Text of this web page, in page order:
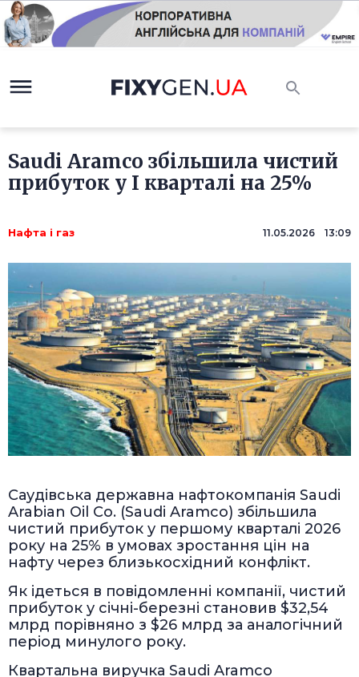
Saudi Aramco збільшила чистий
прибуток у I кварталі на 25%
Нафта і газ 11.05.2026 13:09
Саудівська державна нафтокомпанія Saudi
Arabian Oil Co. (Saudi Aramco) збільшила
чистий прибуток у першому кварталі 2026
року на 25% в умовах зростання цін на
нафту через близькосхідний конфлікт.
Як ідеться в повідомленні компанії, чистий
прибуток у січні-березні становив $32,54
млрд порівняно з $26 млрд за аналогічний
період минулого року.
Квартальна виручка Saudi Aramco